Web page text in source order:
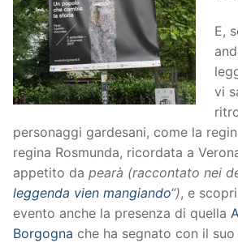
E,
vi
personaggi gardesani, come la
regina Rosmunda, ricordata a
appetito da pearà (raccontato nei
leggenda vien mangiando“), e
evento anche la presenza di quella
Borgogna che ha segnato con il